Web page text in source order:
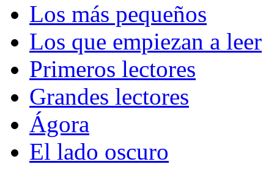
Los más pequeños
Los que empiezan a leer
Primeros lectores
Grandes lectores
Ágora
El lado oscuro